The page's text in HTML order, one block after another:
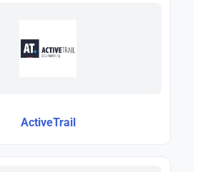
ActiveTrail